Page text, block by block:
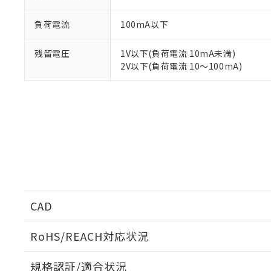
負荷電流 100mA以下
残留電圧
1V以下(負荷電流 10mA未満)
2V以下(負荷電流 10～100mA)
CAD
ログイン/会員登録いただくと、CADデータをダウンロ
RoHS/REACH対応状況
規格認証/適合状況
ご利用条件
以下の条件をお
正式な納期
当社販売員
※1 対応状況
対応予定：EU
対応予定なし：
調査・確認中：
非該当品：ライセ
仕入先様の事情
※2 対応予定月
部品在庫の切り替
DBP(フタル酸ジブチル
当社は、貴
また当社は
たしません。
○ 一定数
△ 一定数
－
在庫な